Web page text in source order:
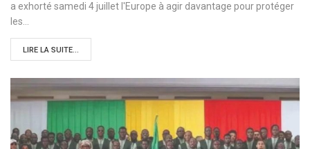
a exhorté samedi 4 juillet l'Europe à agir davantage pour protéger
les…
LIRE LA SUITE...